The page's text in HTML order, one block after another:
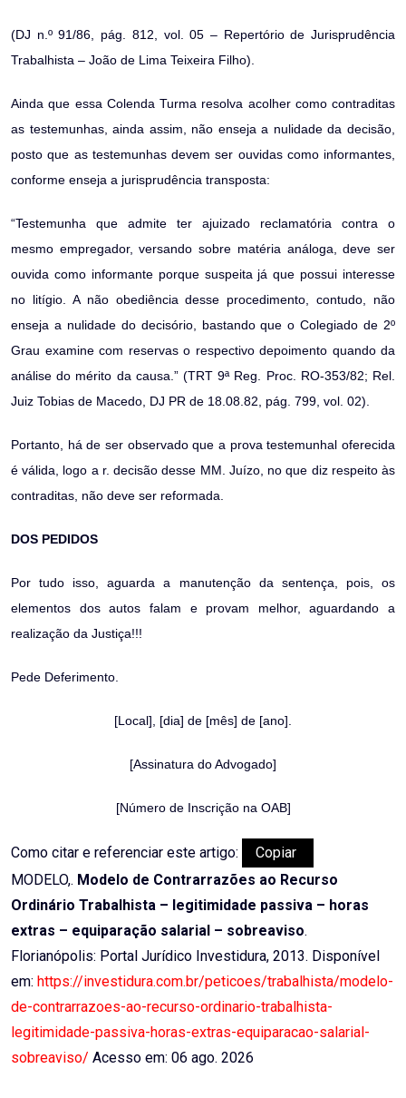
(DJ n.º 91/86, pág. 812, vol. 05 – Repertório de Jurisprudência
Trabalhista – João de Lima Teixeira Filho).
Ainda que essa Colenda Turma resolva acolher como contraditas
as testemunhas, ainda assim, não enseja a nulidade da decisão,
posto que as testemunhas devem ser ouvidas como informantes,
conforme enseja a jurisprudência transposta:
“Testemunha que admite ter ajuizado reclamatória contra o
mesmo empregador, versando sobre matéria análoga, deve ser
ouvida como informante porque suspeita já que possui interesse
no litígio. A não obediência desse procedimento, contudo, não
enseja a nulidade do decisório, bastando que o Colegiado de 2º
Grau examine com reservas o respectivo depoimento quando da
análise do mérito da causa.” (TRT 9ª Reg. Proc. RO-353/82; Rel.
Juiz Tobias de Macedo, DJ PR de 18.08.82, pág. 799, vol. 02).
Portanto, há de ser observado que a prova testemunhal oferecida
é válida, logo a r. decisão desse MM. Juízo, no que diz respeito às
contraditas, não deve ser reformada.
DOS PEDIDOS
Por tudo isso, aguarda a manutenção da sentença, pois, os
elementos dos autos falam e provam melhor, aguardando a
realização da Justiça!!!
Pede Deferimento.
[Local], [dia] de [mês] de [ano].
[Assinatura do Advogado]
[Número de Inscrição na OAB]
Como citar e referenciar este artigo:
Copiar
MODELO,. Modelo de Contrarrazões ao Recurso
Ordinário Trabalhista – legitimidade passiva – horas
extras – equiparação salarial – sobreaviso.
Florianópolis: Portal Jurídico Investidura, 2013. Disponível
em: https://investidura.com.br/peticoes/trabalhista/modelo-
de-contrarrazoes-ao-recurso-ordinario-trabalhista-
legitimidade-passiva-horas-extras-equiparacao-salarial-
sobreaviso/ Acesso em: 06 ago. 2026